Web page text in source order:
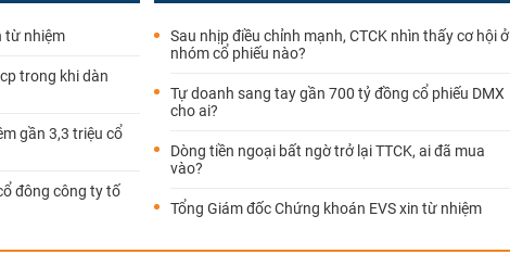
từ nhiệm
trong khi dàn
gần 3,3 triệu cổ
đông công ty tố
Sau nhịp điều chỉnh mạnh, CTCK nhìn thấy cơ hội ở
nhóm cổ phiếu nào?
Tự doanh sang tay gần 700 tỷ đồng cổ phiếu DMX
cho ai?
Dòng tiền ngoại bất ngờ trở lại TTCK, ai đã mua
vào?
Tổng Giám đốc Chứng khoán EVS xin từ nhiệm